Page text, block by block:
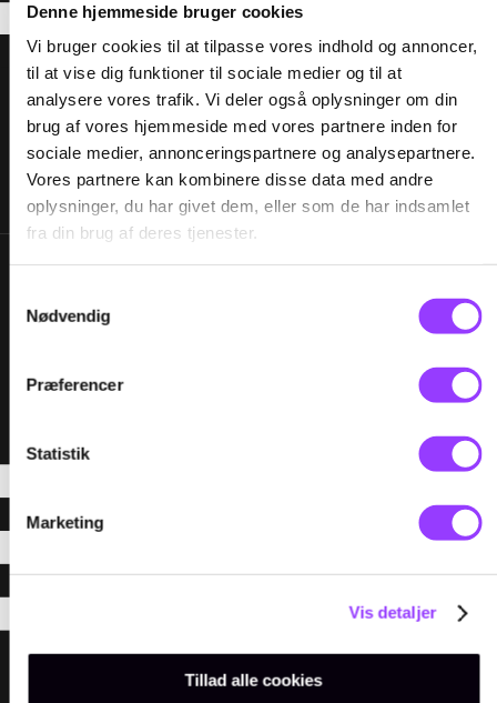
Denne hjemmeside bruger cookies
Vi bruger cookies til at tilpasse vores indhold og annoncer,
til at vise dig funktioner til sociale medier og til at
analysere vores trafik. Vi deler også oplysninger om din
brug af vores hjemmeside med vores partnere inden for
sociale medier, annonceringspartnere og analysepartnere.
Vores partnere kan kombinere disse data med andre
oplysninger, du har givet dem, eller som de har indsamlet
fra din brug af deres tjenester.
Nødvendig
Præferencer
Statistik
Marketing
Vis detaljer
Tillad alle cookies